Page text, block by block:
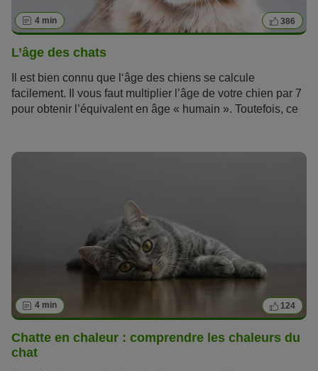
4 min 386
L’âge des chats
Il est bien connu que l‘âge des chiens se calcule
facilement. Il vous faut multiplier l’âge de votre chien par 7
pour obtenir l’équivalent en âge « humain ». Toutefois, ce
l’âge d’un chat ? Et quelle est l‘espérance de vie d’un
4 min 124
Chatte en chaleur : comprendre les chaleurs du
chat